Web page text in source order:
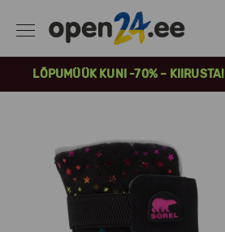
LÕPUMÜÜK KUNI -70% – KIIRUSTA!